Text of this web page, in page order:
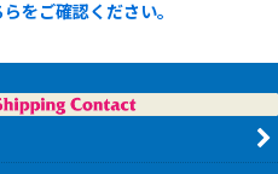
をご確認ください。